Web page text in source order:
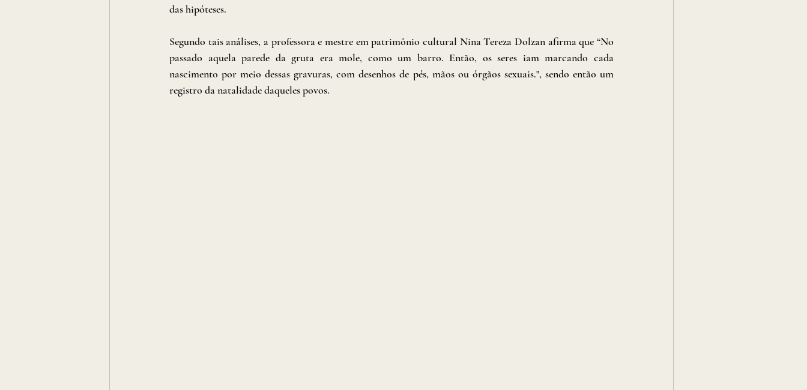
das hipóteses.
Segundo tais análises, a professora e mestre em patrimônio cultural Nina Tereza Dolzan afirma que “No
passado aquela parede da gruta era mole, como um barro. Então, os seres iam marcando cada
nascimento por meio dessas gravuras, com desenhos de pés, mãos ou órgãos sexuais.", sendo então um
registro da natalidade daqueles povos.